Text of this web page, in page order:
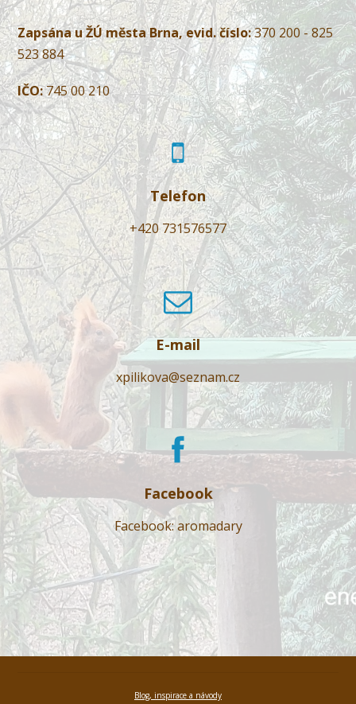
Zapsána u ŽÚ města Brna, evid. číslo:370 200 - 825
523 884
IČO:745 00 210
Telefon
+420 731576577
E-mail
xpilikova@seznam.cz
Facebook
Facebook: aromadary
Blog, inspirace a návody